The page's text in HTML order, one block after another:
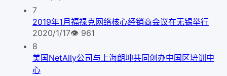
7
2019年1月福禄克网络核心经销商会议在无锡举行
2020/1/17👁 961
8
美国NetAlly公司与上海朗坤共同创办中国区培训中
心